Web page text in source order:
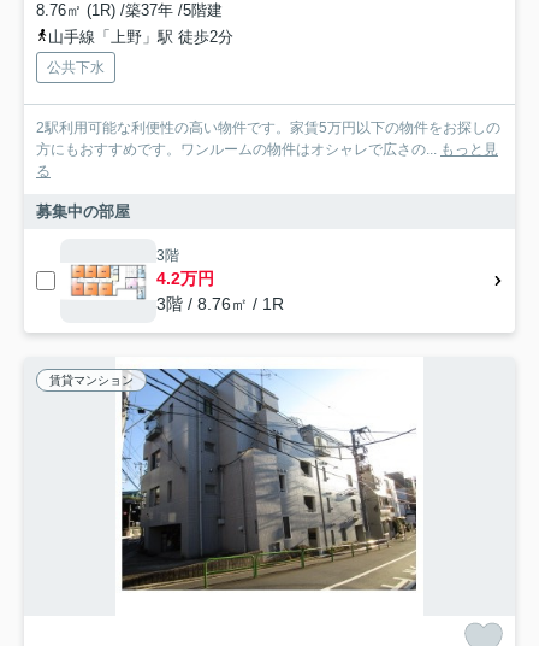
8.76㎡ (1R) /築37年 /5階建
山手線「上野」駅 徒歩2分
公共下水
2駅利用可能な利便性の高い物件です。家賃5万円以下の物件をお探しの
方にもおすすめです。ワンルームの物件はオシャレで広さの... もっと見
る
募集中の部屋
3階
4.2万円
3階 / 8.76㎡ / 1R
賃貸マンション